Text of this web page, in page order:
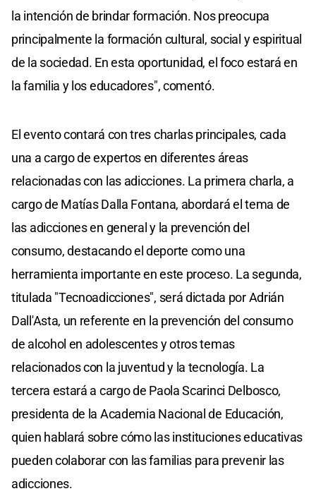
la intención de brindar formación. Nos preocupa
principalmente la formación cultural, social y espiritual
de la sociedad. En esta oportunidad, el foco estará en
la familia y los educadores", comentó.
El evento contará con tres charlas principales, cada
una a cargo de expertos en diferentes áreas
relacionadas con las adicciones. La primera charla, a
cargo de Matías Dalla Fontana, abordará el tema de
las adicciones en general y la prevención del
consumo, destacando el deporte como una
herramienta importante en este proceso. La segunda,
titulada "Tecnoadicciones", será dictada por Adrián
Dall'Asta, un referente en la prevención del consumo
de alcohol en adolescentes y otros temas
relacionados con la juventud y la tecnología. La
tercera estará a cargo de Paola Scarinci Delbosco,
presidenta de la Academia Nacional de Educación,
quien hablará sobre cómo las instituciones educativas
pueden colaborar con las familias para prevenir las
adicciones.